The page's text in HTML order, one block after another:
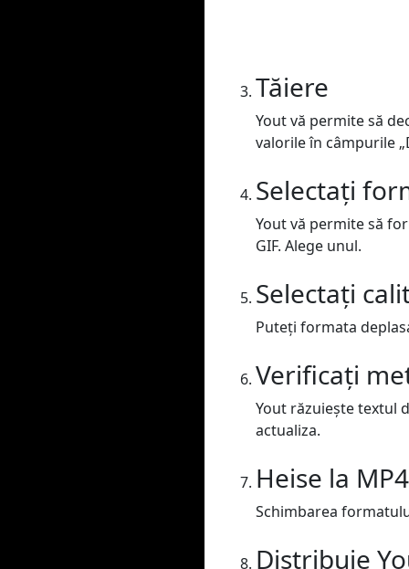
Tăiere
Yout vă permite să
valorile în câmpurile
Selectați
Yout vă permite să
GIF. Alege unul.
Selectați
Puteți formata
Verificați
Yout răzuiește textul
actualiza.
Heise la MP4
Schimbarea
Distribuie